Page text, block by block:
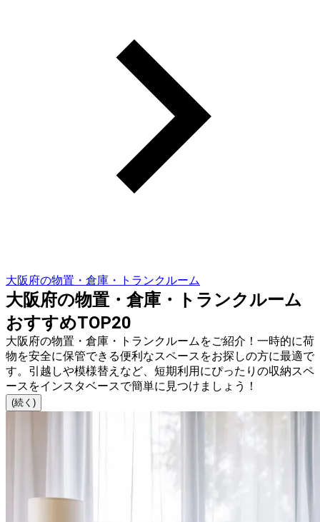
大阪府の物置・倉庫・トランクルーム
大阪府の物置・倉庫・トランクルーム
おすすめTOP20
大阪府の物置・倉庫・トランクルームをご紹介！一時的に荷
物を安全に保管できる便利なスペースをお探しの方に最適で
す。引越しや模様替えなど、短期利用にぴったりの収納スペ
ースをインスタベースで簡単に見つけましょう！
(続く)